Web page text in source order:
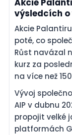
Akcie
výsledcích o
Akcie
poté, co
Růst navázal
kurz za
na více než
Vývoj
AIP v dubnu
propojit velké
platformách